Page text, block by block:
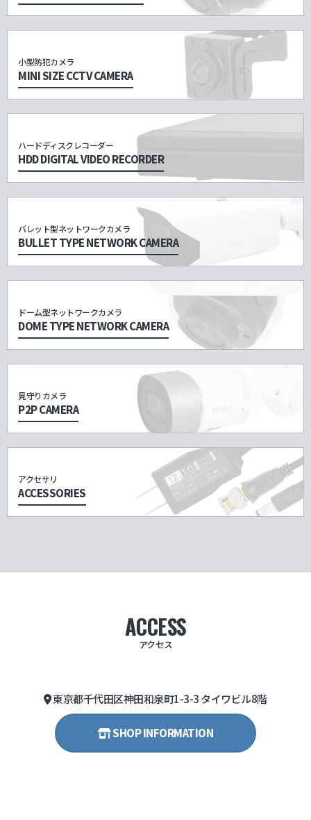
小型防犯カメラ
MINI SIZE CCTV CAMERA
ハードディスクレコーダー
HDD DIGITAL VIDEO RECORDER
バレット型ネットワークカメラ
BULLET TYPE NETWORK CAMERA
ドーム型ネットワークカメラ
DOME TYPE NETWORK CAMERA
見守りカメラ
P2P CAMERA
アクセサリ
ACCESSORIES
ACCESS
アクセス
東京都千代田区神田和泉町1-3-3 タイワビル8階
SHOP INFORMATION